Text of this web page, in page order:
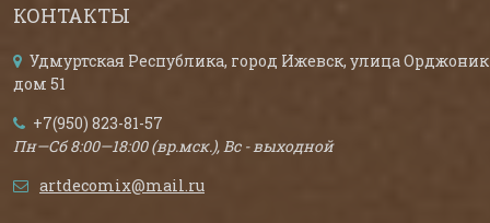
КОНТАКТЫ
Удмуртская Республика, город Ижевск, улица
дом 51
+7(950) 823-81-57
Пн—Сб 8:00—18:00 (вр.мск.), Вс - выходной
artdecomix@mail.ru